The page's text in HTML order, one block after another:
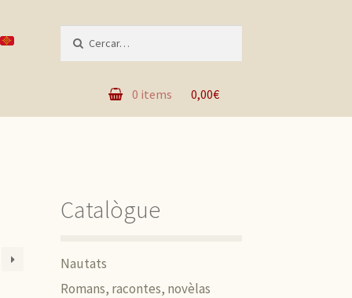
0,00€
0 items
Catalògue
Nautats
Romans, racontes, novèlas